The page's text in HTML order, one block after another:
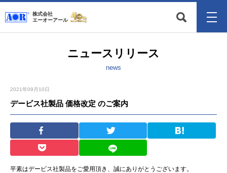
株式会社
エーオーアール
ニュースリリース
news
2021年09月10日
デービス社製品 価格改定 のご案内
平素はデービス社製品をご愛用頂き、誠にありがとうございます。